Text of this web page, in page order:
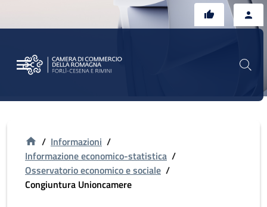
/ Informazioni /
Informazione economico-statistica /
Osservatorio economico e sociale /
Congiuntura Unioncamere